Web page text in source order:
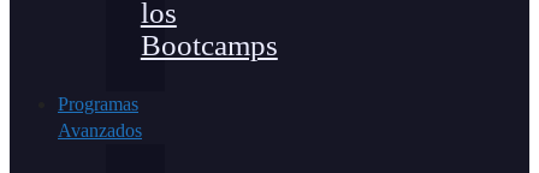
los
Bootcamps
Programas
Avanzados